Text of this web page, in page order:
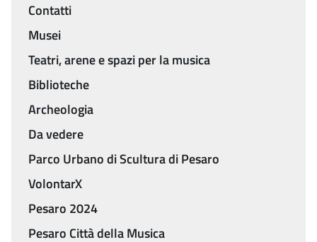
Menu
Contatti
Musei
Teatri, arene e spazi per la musica
Biblioteche
Archeologia
Da vedere
Parco Urbano di Scultura di Pesaro
VolontarX
Pesaro 2024
Pesaro Città della Musica